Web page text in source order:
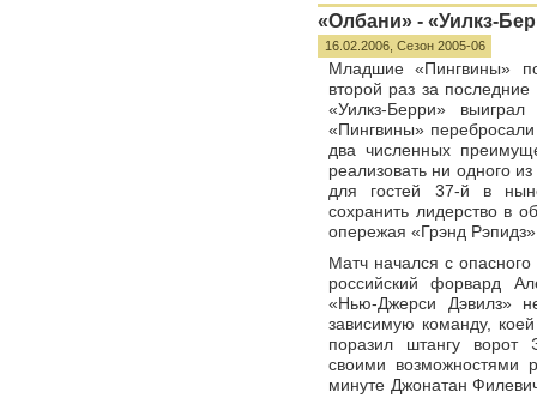
«Олбани» - «Уилкз-
16.02.2006, Сезон 2005-06
Младшие «Пингвины»
второй раз за
«Уилкз-Берри»
«Пингвины»
два численных
реализовать ни одного
для гостей 37-й в
сохранить лидерство в
опережая «Грэнд
Матч начался с
российский форвард
«Нью-Джерси Дэвилз»
зависимую команду,
поразил штангу
своими возможностями
минуте Джонатан